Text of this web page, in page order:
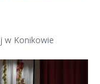
w Konikowie